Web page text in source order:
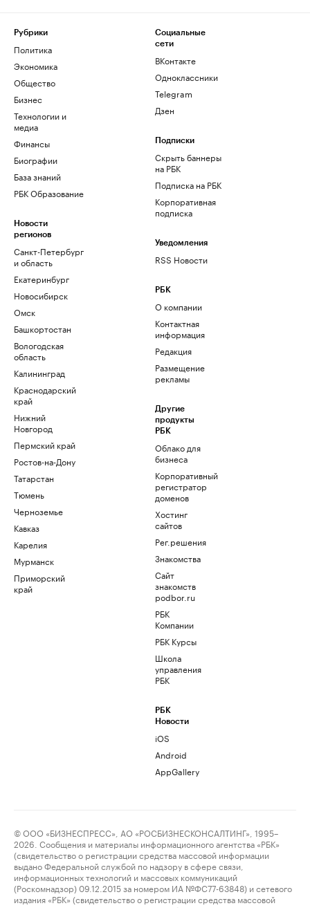
Рубрики
Политика
Экономика
Общество
Бизнес
Технологии и
медиа
Финансы
Биографии
База знаний
РБК Образование
Новости
регионов
Санкт-Петербург
и область
Екатеринбург
Новосибирск
Омск
Башкортостан
Вологодская
область
Калининград
Краснодарский
край
Нижний
Новгород
Пермский край
Ростов-на-Дону
Татарстан
Тюмень
Черноземье
Кавказ
Карелия
Мурманск
Приморский
край
Социальные
сети
ВКонтакте
Одноклассники
Telegram
Дзен
Подписки
Скрыть баннеры
на РБК
Подписка на РБК
Корпоративная
подписка
Уведомления
RSS Новости
РБК
О компании
Контактная
информация
Редакция
Размещение
рекламы
Другие
продукты
РБК
Облако для
бизнеса
Корпоративный
регистратор
доменов
Хостинг
сайтов
Рег.решения
Знакомства
Сайт
знакомств
podbor.ru
РБК
Компании
РБК Курсы
Школа
управления
РБК
РБК
Новости
iOS
Android
AppGallery
© ООО «БИЗНЕСПРЕСС», АО «РОСБИЗНЕСКОНСАЛТИНГ», 1995–
2026. Сообщения и материалы информационного агентства «РБК»
(свидетельство о регистрации средства массовой информации
выдано Федеральной службой по надзору в сфере связи,
информационных технологий и массовых коммуникаций
(Роскомнадзор) 09.12.2015 за номером ИА №ФС77-63848) и сетевого
издания «РБК» (свидетельство о регистрации средства массовой